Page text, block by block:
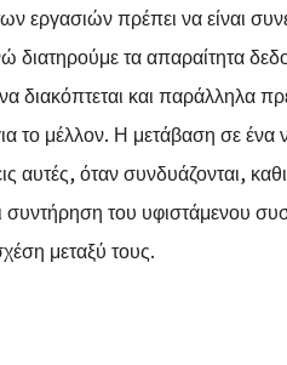
εργασιών πρέπει να είναι
διατηρούμε τα απαραίτητα
διακόπτεται και παράλληλα
το μέλλον. Η μετάβαση σε
αυτές, όταν συνδυάζονται,
συντήρηση του υφιστάμενου
μεταξύ τους.